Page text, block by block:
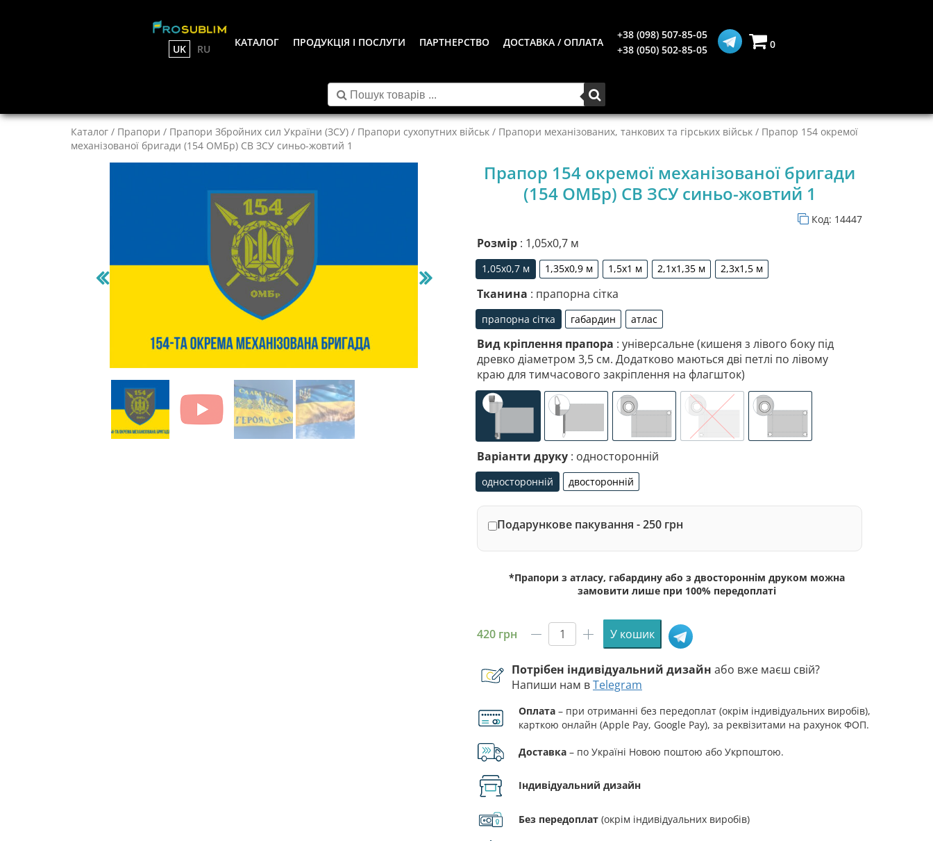
UK RU
КАТАЛОГ ПРОДУКЦІЯ І ПОСЛУГИ ПАРТНЕРСТВО ДОСТАВКА / ОПЛАТА
+38 (098) 507-85-05
+38 (050) 502-85-05
0
Каталог / Прапори / Прапори Збройних сил України (ЗСУ) / Прапори сухопутних військ / Прапори механізованих, танкових та гірських військ / Прапор 154 окремої
механізованої бригади (154 ОМБр) СВ ЗСУ синьо-жовтий 1
Прапор 154 окремої механізованої бригади
(154 ОМБр) СВ ЗСУ синьо-жовтий 1
Код: 14447
Розмір : 1,05х0,7 м
1,05х0,7 м
1,05х0,7 м
1,35х0,9 м
1,35х0,9 м
1,5х1 м
1,5х1 м
2,1х1,35 м
2,1х1,35 м
2,3х1,5 м
2,3х1,5 м
Тканина : прапорна сітка
прапорна сітка
прапорна сітка
габардин
габардин
атлас
атлас
Вид кріплення прапора : універсальне (кишеня з лівого боку під
древко діаметром 3,5 см. Додатково маються дві петлі по лівому
краю для тимчасового закріплення на флагшток)
універсальне (кишеня з лівого боку під древко діаметром 3,5 см.
спеціалізоване кріплення під флагшток (для запобігання
люверси (зверху)люверси (зліва)
Варіанти друку : односторонній
односторонній
односторонній
двосторонній
двосторонній
Подарункове пакування - 250 грн
*Прапори з атласу, габардину або з двостороннім друком можна
замовити лише при 100% передоплаті
420 грн
Прапор
окремої
механізованої
(154
ОМБр)
СВ
синьо-
жовтий
кількість
У кошик
Потрібен індивідуальний дизайн або вже маєш свій?
Напиши нам вTelegram
Оплата – при отриманні без передоплат (окрім індивідуальних виробів),
карткою онлайн (Apple Pay, Google Pay), за реквізитами на рахунок ФОП.
Доставка – по Україні Новою поштою або Укрпоштою.
Індивідуальний дизайн
Без передоплат (окрім індивідуальних виробів)